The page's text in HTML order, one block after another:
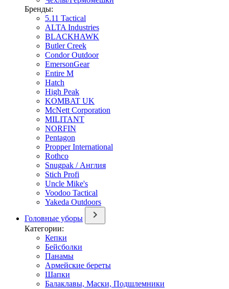
Бренды:
5.11 Tactical
ALTA Industries
BLACKHAWK
Butler Creek
Condor Outdoor
EmersonGear
Entire M
Hatch
High Peak
KOMBAT UK
McNett Corporation
MILITANT
NORFIN
Pentagon
Propper International
Rothco
Snugpak / Англия
Stich Profi
Uncle Mike's
Voodoo Tactical
Yakeda Outdoors
Головные уборы
Категории:
Кепки
Бейсболки
Панамы
Армейские береты
Шапки
Балаклавы, Маски, Подшлемники